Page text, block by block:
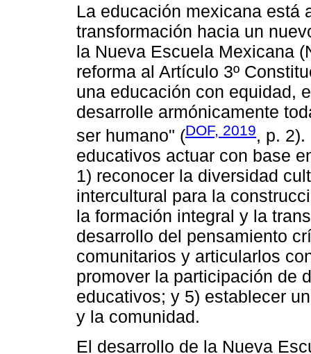
La educación mexicana está
transformación hacia un
la Nueva Escuela Mexicana
reforma al Artículo 3º
una educación con equidad,
desarrolle armónicamente
ser humano" (DOF, 2019, p.
educativos actuar con base
1) reconocer la diversidad
intercultural para la
la formación integral y la
desarrollo del pensamiento
comunitarios y articularlos
promover la participación de
educativos; y 5) establecer
y la comunidad.
El desarrollo de la Nueva